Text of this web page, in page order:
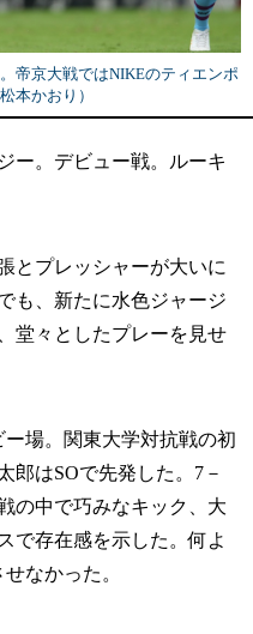
帝京大戦ではNIKEのティエンポ
本かおり）
ー。デビュー戦。ルーキ
とプレッシャーが大いに
も、新たに水色ジャージ
堂々としたプレーを見せ
場。関東大学対抗戦の初
郎はSOで先発した。7－
の中で巧みなキック、大
で存在感を示した。何よ
なかった。